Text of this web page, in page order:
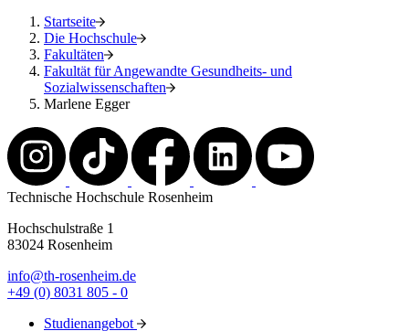
Startseite
Die Hochschule
Fakultäten
Fakultät für Angewandte Gesundheits- und
Sozialwissenschaften
Marlene Egger
Technische Hochschule Rosenheim
Hochschulstraße 1
83024 Rosenheim
info@th-rosenheim.de
+49 (0) 8031 805 - 0
Studienangebot